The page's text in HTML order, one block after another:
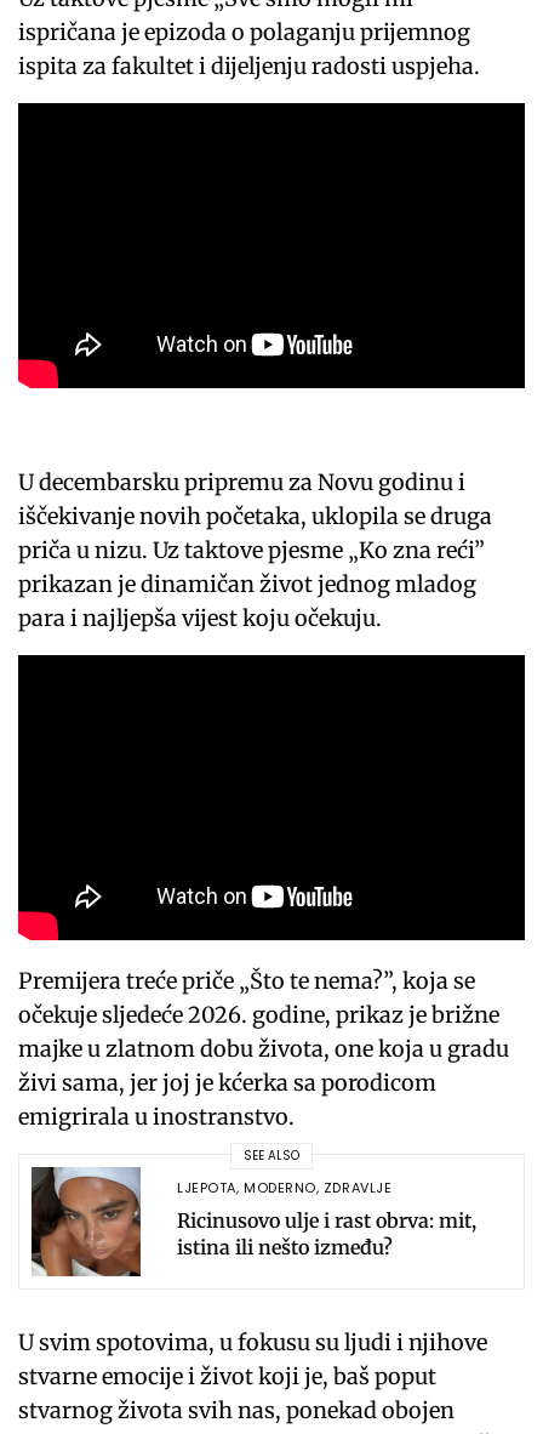
ispričana je epizoda o polaganju prijemnog
ispita za fakultet i dijeljenju radosti uspjeha.
U decembarsku pripremu za Novu godinu i
iščekivanje novih početaka, uklopila se druga
priča u nizu. Uz taktove pjesme „Ko zna reći”
prikazan je dinamičan život jednog mladog
para i najljepša vijest koju očekuju.
Premijera treće priče „Što te nema?”, koja se
očekuje sljedeće 2026. godine, prikaz je brižne
majke u zlatnom dobu života, one koja u gradu
živi sama, jer joj je kćerka sa porodicom
emigrirala u inostranstvo.
SEE ALSO
LJEPOTA, MODERNO, ZDRAVLJE
Ricinusovo ulje i rast obrva: mit,
istina ili nešto između?
U svim spotovima, u fokusu su ljudi i njihove
stvarne emocije i život koji je, baš poput
stvarnog života svih nas, ponekad obojen